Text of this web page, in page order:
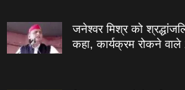
जनेश्‍वर मिश्र को
कहा, कार्यक्रम रोकने